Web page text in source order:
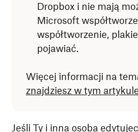
Dropbox i nie mają
Microsoft
współtworzenie,
pojawiać.
Więcej informacji na
znajdziesz w tym artykule
Jeśli Ty i inna osoba